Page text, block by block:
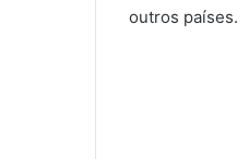
outros países.